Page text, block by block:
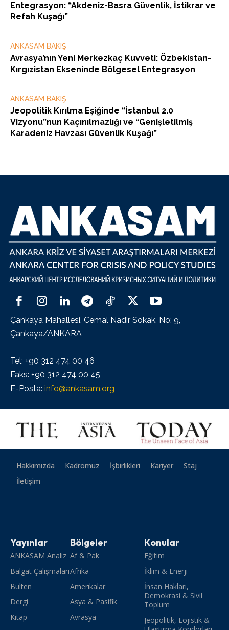
Entegrasyon: “Akdeniz-Basra Güvenlik, İstikrar ve
Refah Kuşağı”
ANKASAM BAKIŞ
Avrasya’nın Yeni Merkezkaç Kuvveti: Özbekistan-
Kırgızistan Ekseninde Bölgesel Entegrasyon
ANKASAM BAKIŞ
Jeopolitik Kırılma Eşiğinde “İstanbul 2.0
Vizyonu”nun Kaçınılmazlığı ve “Genişletilmiş
Karadeniz Havzası Güvenlik Kuşağı”
Çankaya Mahallesi, Cemal Nadir Sokak, No: 9,
Çankaya/ANKARA
Tel: +90 312 474 00 46
Faks: +90 312 474 00 45
E-Posta: info@ankasam.org
Hakkımızda Kadromuz İşbirlikleri Kariyer
Staj
İletişim
Yayınlar
ANKASAM Analiz
Balgat Çalışmaları
Bülten
Dergi
Kitap
Bölgeler
Af & Pak
Afrika
Amerikalar
Asya & Pasifik
Avrasya
Konular
Eğitim
İklim & Enerji
İnsan Hakları,
Demokrasi & Sivil
Toplum
Jeopolitik, Lojistik &